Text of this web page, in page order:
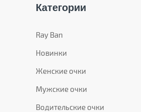
Категории
Ray Ban
Новинки
Женские очки
Мужские очки
Водительские очки